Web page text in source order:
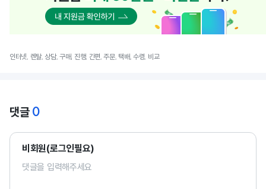
인터넷, 렌탈, 상담, 구매, 진행, 간편, 주문, 택배, 수령, 비교
댓글 0
비회원(로그인필요)